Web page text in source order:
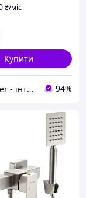
₴/міс
Купити
Sanmaster - інтернет-магазин сантехніки 94%